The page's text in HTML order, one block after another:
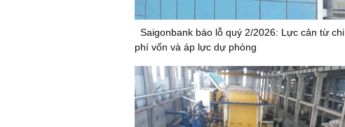
Saigonbank báo lỗ quý 2/2026: Lực cản từ chi
phí vốn và áp lực dự phòng